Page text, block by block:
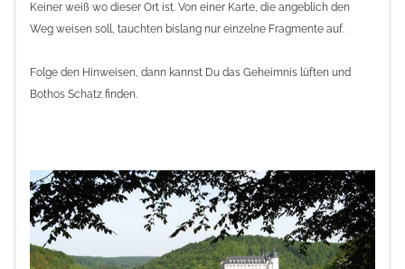
Keiner weiß wo dieser Ort ist. Von einer Karte, die angeblich den
Weg weisen soll, tauchten bislang nur einzelne Fragmente auf.
Folge den Hinweisen, dann kannst Du das Geheimnis lüften und
Bothos Schatz finden.